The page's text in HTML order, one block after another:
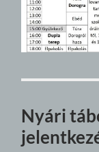
Nyári